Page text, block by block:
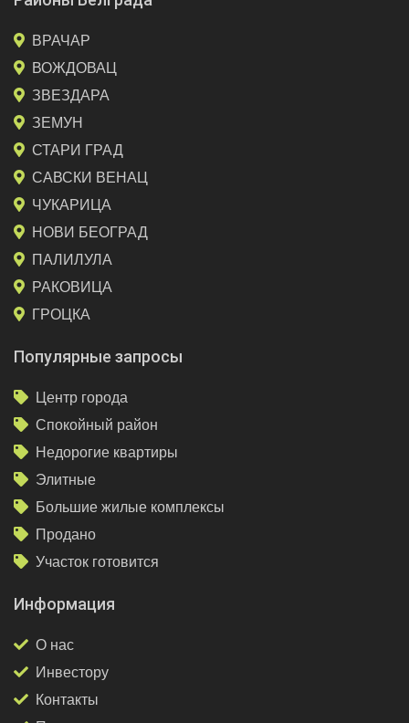
ВРАЧАР
ВОЖДОВАЦ
ЗВЕЗДАРА
ЗЕМУН
СТАРИ ГРАД
САВСКИ ВЕНАЦ
ЧУКАРИЦА
НОВИ БЕОГРАД
ПАЛИЛУЛА
РАКОВИЦА
ГРОЦКА
Популярные запросы
Центр города
Спокойный район
Недорогие квартиры
Элитные
Большие жилые комплексы
Продано
Участок готовится
Информация
О нас
Инвестору
Контакты